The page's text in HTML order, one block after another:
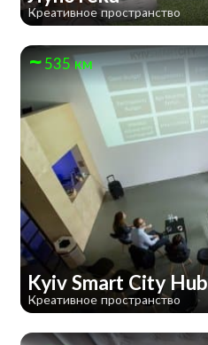
Креативное пространство
535 км
Kyiv Smart City Hub
Креативное пространство